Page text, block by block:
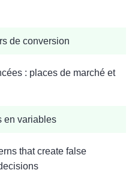
de conversion
: places de marché et
en variables
that create false